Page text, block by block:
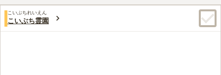
50代男性
すぐ近くにローソンがあり、必需品が調達可能である。園内にも
テーブル席があり少人数なら食事などもできていいと思う
口コミの続きを読む
こいぶちれいえん
こいぶち霊園